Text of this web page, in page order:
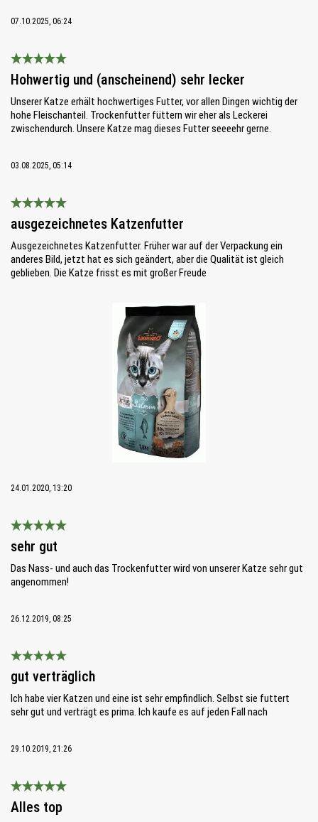
07.10.2025, 06:24
Bewertung mit 5 von 5 Sternen
Hohwertig und (anscheinend) sehr lecker
Unserer Katze erhält hochwertiges Futter, vor allen Dingen wichtig der
hohe Fleischanteil. Trockenfutter füttern wir eher als Leckerei
zwischendurch. Unsere Katze mag dieses Futter seeeehr gerne.
03.08.2025, 05:14
Bewertung mit 5 von 5 Sternen
ausgezeichnetes Katzenfutter
Ausgezeichnetes Katzenfutter. Früher war auf der Verpackung ein
anderes Bild, jetzt hat es sich geändert, aber die Qualität ist gleich
geblieben. Die Katze frisst es mit großer Freude
24.01.2020, 13:20
sehr gut
Das Nass- und auch das Trockenfutter wird von unserer Katze sehr gut
angenommen!
26.12.2019, 08:25
Bewertung mit 5 von 5 Sternen
gut verträglich
Ich habe vier Katzen und eine ist sehr empfindlich. Selbst sie futtert
sehr gut und verträgt es prima. Ich kaufe es auf jeden Fall nach
29.10.2019, 21:26
Bewertung mit 5 von 5 Sternen
Alles top